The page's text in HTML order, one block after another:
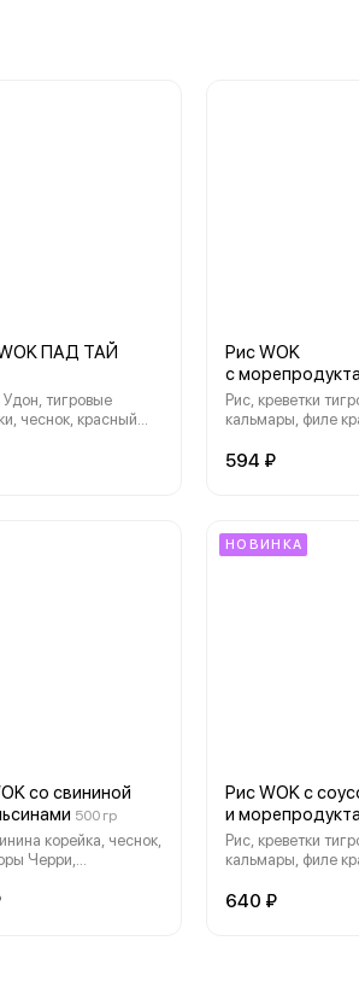
ПАД ТАЙ
тигровые
чеснок, красный
зеленый, арахис,
Рис WOK
с
Рис, креветки
кальмары, филе
перец болгарский,
594 ₽
со свининой
500 гр
корейка, чеснок,
Черри,
перец чили, кунжут,
НОВИНКА
Рис WOK с
и
Рис, креветки
кальмары, филе
песто,
640 ₽